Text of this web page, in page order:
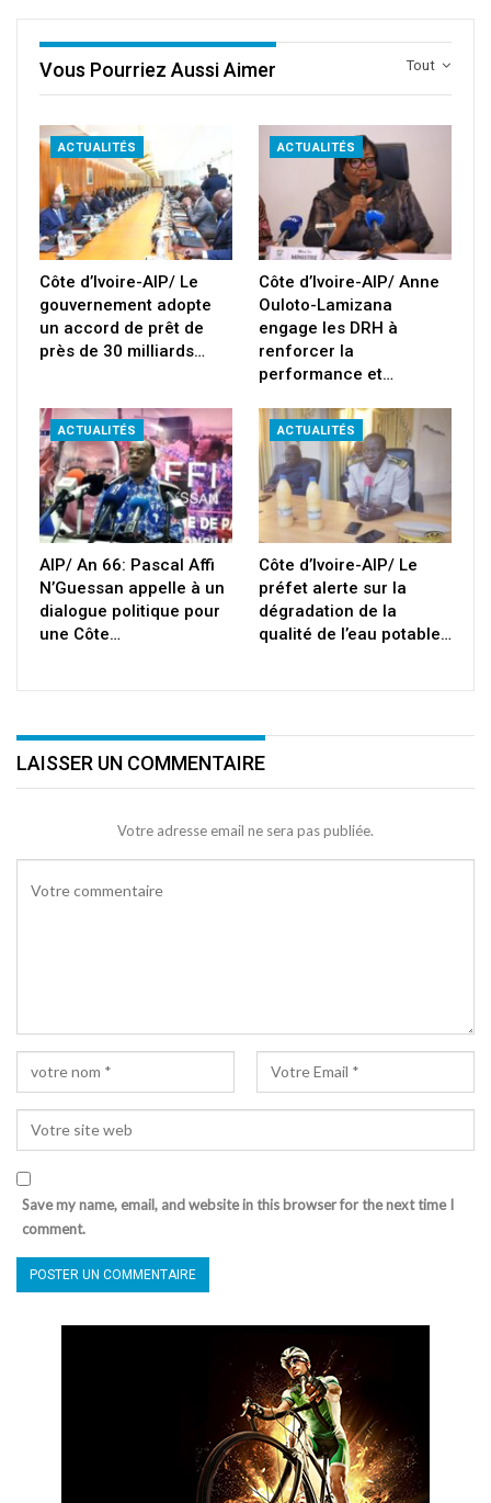
Tout
Vous Pourriez Aussi Aimer
ACTUALITÉS
Côte d’Ivoire-AIP/ Le
gouvernement adopte
un accord de prêt de
près de 30 milliards…
ACTUALITÉS
Côte d’Ivoire-AIP/ Anne
Ouloto-Lamizana
engage les DRH à
renforcer la
performance et…
ACTUALITÉS
AIP/ An 66: Pascal Affi
N’Guessan appelle à un
dialogue politique pour
une Côte…
ACTUALITÉS
Côte d’Ivoire-AIP/ Le
préfet alerte sur la
dégradation de la
qualité de l’eau potable…
LAISSER UN COMMENTAIRE
Votre adresse email ne sera pas publiée.
Save my name, email, and website in this browser for the next time I
comment.